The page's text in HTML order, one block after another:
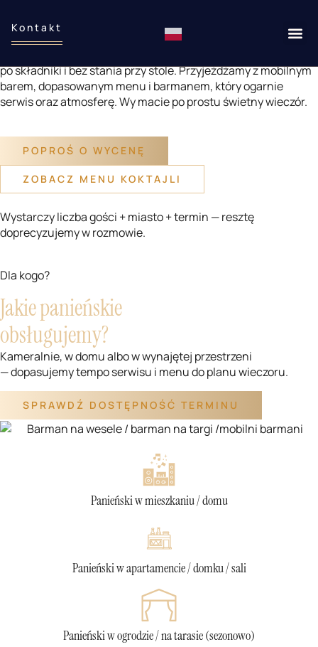
Kontakt
Barman na wieczór panieński
po składniki i bez stania przy stole. Przyjeżdżamy z mobilnym
barem, dopasowanym menu i barmanem, który ogarnie
serwis oraz atmosferę. Wy macie po prostu świetny wieczór.
POPROŚ O WYCENĘ
ZOBACZ MENU KOKTAJLI
Wystarczy liczba gości + miasto + termin — resztę
doprecyzujemy w rozmowie.
Dla kogo?
Jakie panieńskie
obsługujemy?
Kameralnie, w domu albo w wynajętej przestrzeni
— dopasujemy tempo serwisu i menu do planu wieczoru.
SPRAWDŹ DOSTĘPNOŚĆ TERMINU
Panieński w mieszkaniu / domu
Panieński w apartamencie / domku / sali
Panieński w ogrodzie / na tarasie (sezonowo)